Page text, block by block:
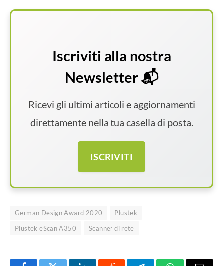
Iscriviti alla nostra
Newsletter 📬
Ricevi gli ultimi articoli e aggiornamenti
direttamente nella tua casella di posta.
ISCRIVITI
German Design Award 2020
Plustek
Plustek eScan A350
Scanner di rete